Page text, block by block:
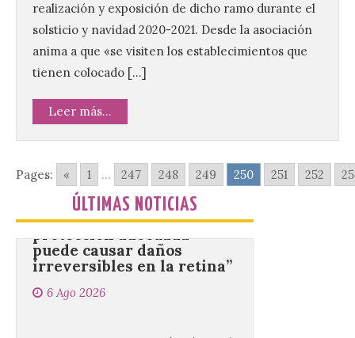
realización y exposición de dicho ramo durante el
solsticio y navidad 2020-2021. Desde la asociación
anima a que «se visiten los establecimientos que
tienen colocado […]
Leer más...
Pages: « 1 ... 247 248 249 250 251 252
ÚLTIMAS NOTICIAS
Se celebrará el próximo
domingo 16 de agosto, a
en la Plaza Mayor de la
ciudad. El Salón de Plenos
del Ayuntamiento de La Bañeza ha
oficial del Festival One […]
“Mirar un eclipse sin
protección adecuada
puede causar daños
irreversibles en la retina”
6 Ago 2026